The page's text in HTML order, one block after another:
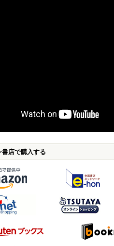
店で購入する